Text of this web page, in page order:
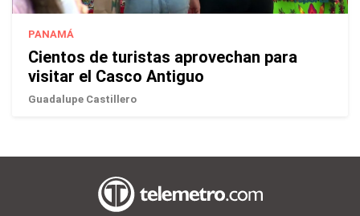
PANAMÁ
Cientos de turistas aprovechan para
visitar el Casco Antiguo
Guadalupe Castillero